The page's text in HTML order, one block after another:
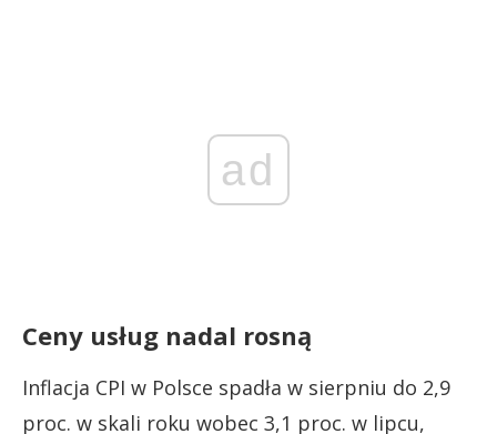
ad
Ceny usług nadal rosną
Inflacja CPI w Polsce spadła w sierpniu do 2,9
proc. w skali roku wobec 3,1 proc. w lipcu,